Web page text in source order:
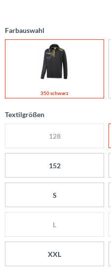
Farbauswahl
350 schwarz
Textilgrößen
128
152
S
L
XXL